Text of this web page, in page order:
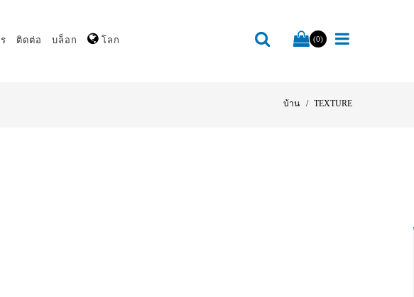
ติดต่อ บล็อก โลก (0)
บ้าน TEXTURE